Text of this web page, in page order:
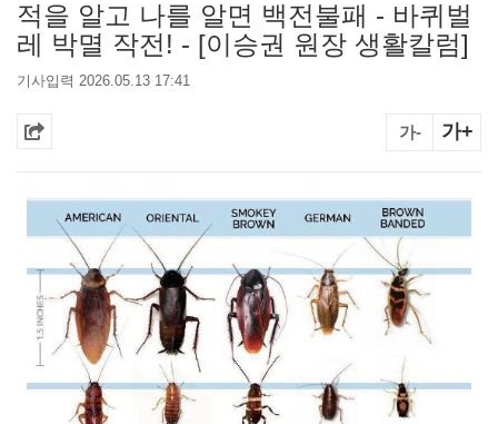
적을 알고 나를 알면 백전불패 - 바퀴벌
레 박멸 작전! - [이승권 원장 생활칼럼]
기사입력 2026.05.13 17:41
가- 가+